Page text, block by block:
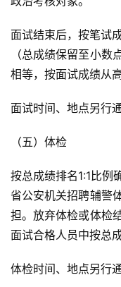
面试结束后，按笔试
（总成绩保留至小
相等，按面试成绩从
面试时间、地点另行通
（五）体检
按总成绩排名1:1比例
省公安机关招聘辅警
担。放弃体检或体检
面试合格人员中按总
体检时间、地点另行通